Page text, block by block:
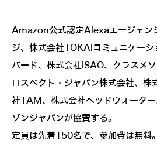
Amazon公式認定Alexaエージェン
ジ、株式会社TOKAIコミュニケーシ
バード、株式会社ISAO、クラスメ
ロスペクト・ジャパン株式会社、
社TAM、株式会社ヘッドウォータ
ゾンジャパンが協賛する。
定員は先着150名で、参加費は無料。